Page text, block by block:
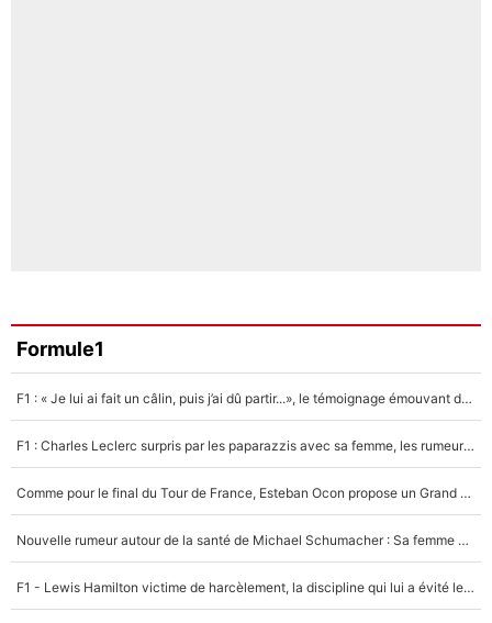
Formule1
F1 : « Je lui ai fait un câlin, puis j’ai dû partir...», le témoignage émouvant de Max Verstappen sur sa fille
F1 : Charles Leclerc surpris par les paparazzis avec sa femme, les rumeurs étaient vraies !
Comme pour le final du Tour de France, Esteban Ocon propose un Grand Prix de Formule 1 à Paris : «Autour de l’Arc de Triomphe, ce serait génial» !
Nouvelle rumeur autour de la santé de Michael Schumacher : Sa femme Corinna sort du silence
F1 - Lewis Hamilton victime de harcèlement, la discipline qui lui a évité le pire : «J'aurais probablement mal tourné»